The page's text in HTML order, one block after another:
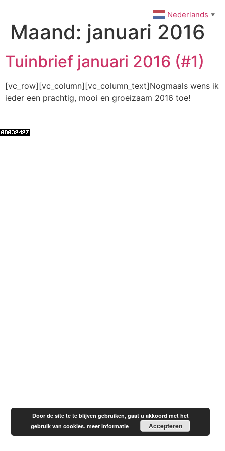
inhoudMaand: januari 2016
Tuinbrief januari 2016 (#1)
[vc_row][vc_column][vc_column_text]Nogmaals wens ik
ieder een prachtig, mooi en groeizaam 2016 toe!
Nederlands ▼
Door de site te te blijven gebruiken, gaat u akkoord met het
gebruik van cookies.meer informatie Accepteren